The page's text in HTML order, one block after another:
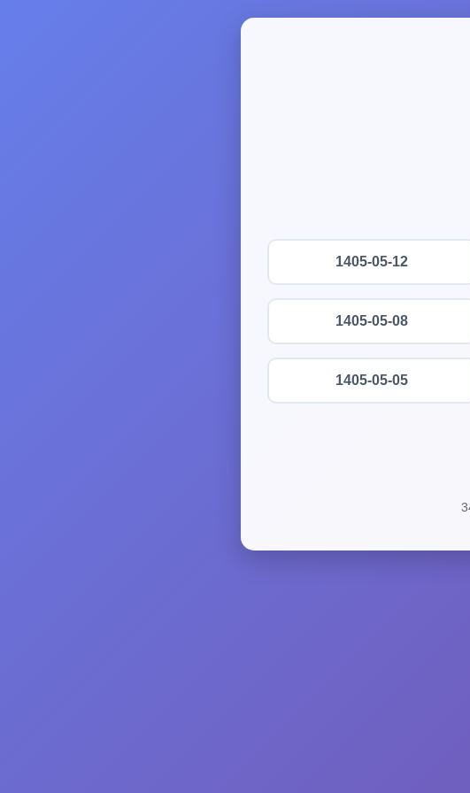
1405-05-12
1405-05-08
1405-05-05